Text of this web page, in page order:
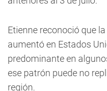
Etienne reconoció que
aumentó en Estados
predominante en
ese patrón puede no
región.